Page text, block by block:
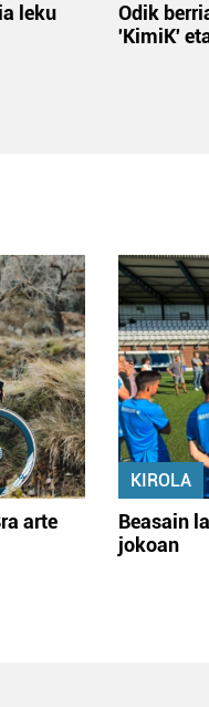
leku
Odik
'KimiK'
arte
KIROLA
Beasain
jokoan